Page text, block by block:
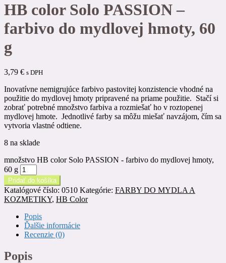
HB color Solo PASSION –
farbivo do mydlovej hmoty, 60
g
3,79 € s DPH
Inovatívne nemigrujúce farbivo pastovitej konzistencie vhodné na
použitie do mydlovej hmoty pripravené na priame použitie. Stačí si
zobrať potrebné množstvo farbiva a rozmiešať ho v roztopenej
mydlovej hmote. Jednotlivé farby sa môžu miešať navzájom, čím sa
vytvoria vlastné odtiene.
8 na sklade
množstvo HB color Solo PASSION - farbivo do mydlovej hmoty,
60 g
Pridať do košíka
Katalógové číslo: 0510 Kategórie: FARBY DO MYDLA A
KOZMETIKY, HB Color
Popis
Ďalšie informácie
Recenzie (0)
Popis